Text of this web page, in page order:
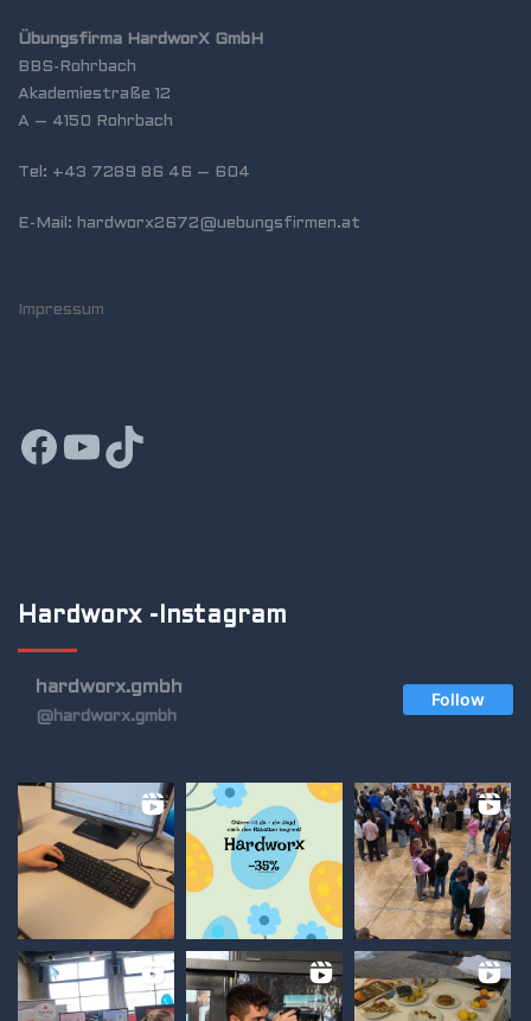
Übungsfirma HardworX GmbH
BBS-Rohrbach
Akademiestraße 12
A – 4150 Rohrbach
Tel: +43 7289 86 46 – 604
E-Mail: hardworx2672@uebungsfirmen.at
Impressum
Facebook
YouTube
TikTok
Hardworx -Instagram
hardworx.gmbh
@hardworx.gmbh
Follow